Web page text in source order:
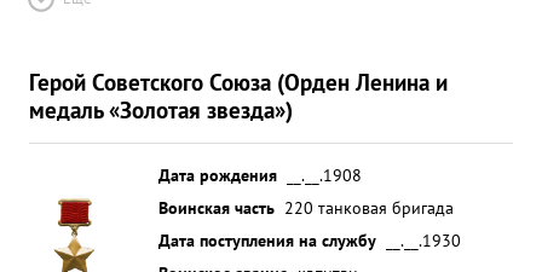
Герой Советского Союза (Орден Ленина и
медаль «Золотая звезда»)
Дата рождения
__.__.1908
Воинская часть 220 танковая бригада
Дата поступления на службу
__.__.1930